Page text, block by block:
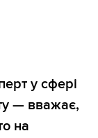
у сфері
— вважає,
на